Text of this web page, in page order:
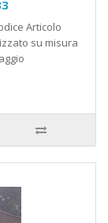
Articolo
su misura